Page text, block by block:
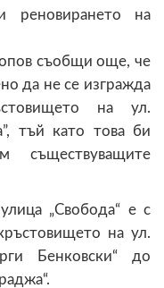
реновирането на
съобщи още, че
да не се изгражда
на ул.
тъй като това би
съществуващите
„Свобода“ е с
на ул.
Бенковски“ до